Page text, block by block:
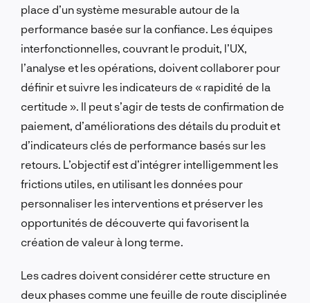
place d’un système mesurable autour de la
performance basée sur la confiance. Les équipes
interfonctionnelles, couvrant le produit, l’UX,
l’analyse et les opérations, doivent collaborer pour
définir et suivre les indicateurs de « rapidité de la
certitude ». Il peut s’agir de tests de confirmation de
paiement, d’améliorations des détails du produit et
d’indicateurs clés de performance basés sur les
retours. L’objectif est d’intégrer intelligemment les
frictions utiles, en utilisant les données pour
personnaliser les interventions et préserver les
opportunités de découverte qui favorisent la
création de valeur à long terme.
Les cadres doivent considérer cette structure en
deux phases comme une feuille de route disciplinée